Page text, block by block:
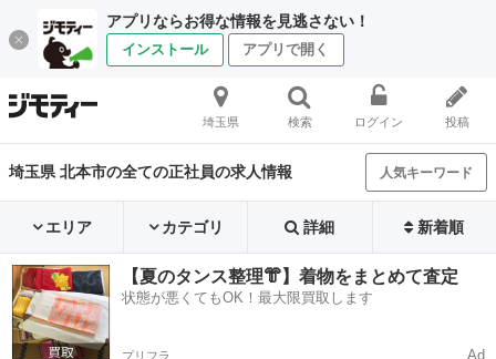
アプリならお得な情報を見逃さない！
インストール アプリで開く
埼玉県 検索 ログイン 投稿
埼玉県 北本市の全ての正社員の求人情報 人気キーワード
エリア カテゴリ 詳細 新着順
【夏のタンス整理👘】着物をまとめて査定
状態が悪くてもOK！最大限買取します
プリフラ Ad